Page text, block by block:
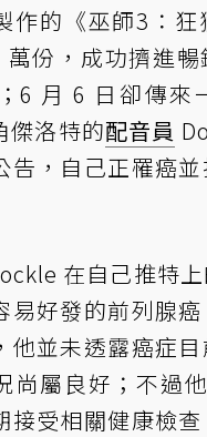
作的《巫師3：
萬份，成功擠進
6 月 6 日卻傳來
傑洛特的配音員
告，自己正罹癌
在自己推特
易好發的前列腺
他並未透露癌症目
尚屬良好；不過
接受相關健康檢